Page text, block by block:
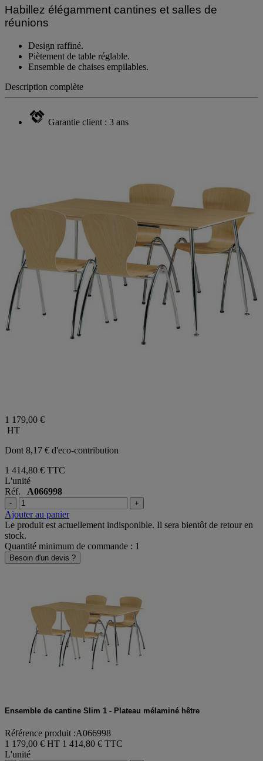
Habillez élégamment cantines et salles de
Design raffiné.
Piètement de table réglable.
Description complète
1 179,00 €
1 414,80 €
L'unité
Réf.A066998
-
Ajouter au panier
Le produit est actuellement indisponible. Il sera bientôt de retour en
stock.
Quantité minimum de commande : 1
Référence produit :A066998
1 179,00 € HT